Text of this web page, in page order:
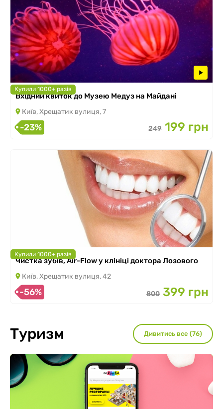
Купили 1000+ разів
Вхідний квиток до Музею Медуз на Майдані
Київ, Хрещатик вулиця, 7
-23% 249 199 грн
Купили 1000+ разів
Чистка зубів, Air-Flow у клініці доктора Лозового
Київ, Хрещатик вулиця, 42
-56% 800 399 грн
Туризм Дивитись все (76)